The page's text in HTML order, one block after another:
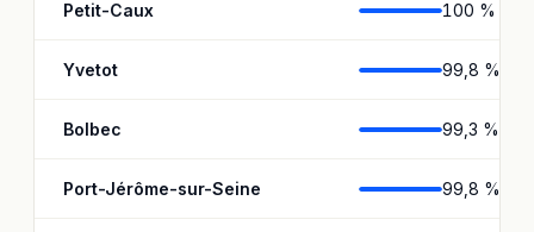
Petit-Caux 100 %
Yvetot 99,8 %
Bolbec 99,3 %
Port-Jérôme-sur-Seine 99,8 %